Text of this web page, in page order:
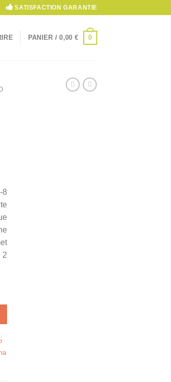
SATISFACTION GARANTIE
PANIER /0,00 € 0
8
2
Canon - cyan photo